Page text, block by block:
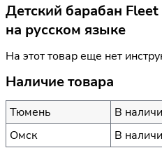
Детский барабан Fleet
на русском языке
На этот товар еще нет
Наличие товара
Тюмень
В
Омск
В